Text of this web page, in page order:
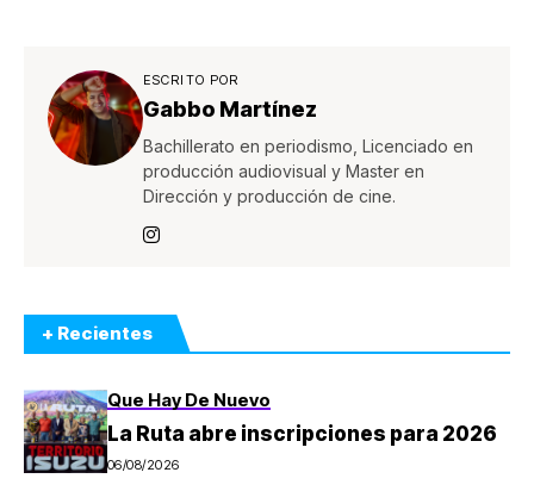
ESCRITO POR
Gabbo Martínez
Bachillerato en periodismo, Licenciado en
producción audiovisual y Master en
Dirección y producción de cine.
+ Recientes
Que Hay De Nuevo
La Ruta abre inscripciones para 2026
06/08/2026